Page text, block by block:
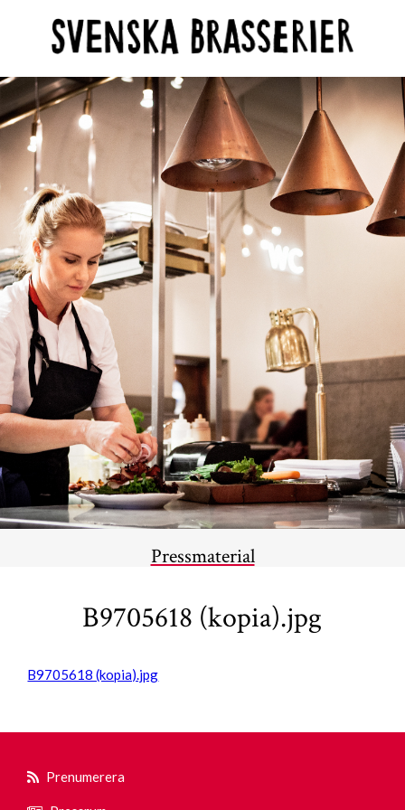
Pressmaterial
B9705618 (kopia).jpg
B9705618 (kopia).jpg
Prenumerera